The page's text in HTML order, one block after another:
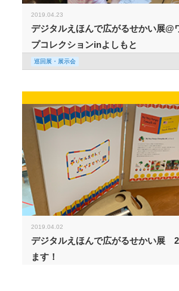
2019.04.23
デジタルえほんで広がるせかい展@
プコレクションinよしもと
巡回展・展示会
2019.04.02
デジタルえほんで広がるせかい展
ます！